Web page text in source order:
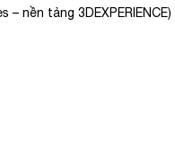
– nền tảng 3DEXPERIENCE)